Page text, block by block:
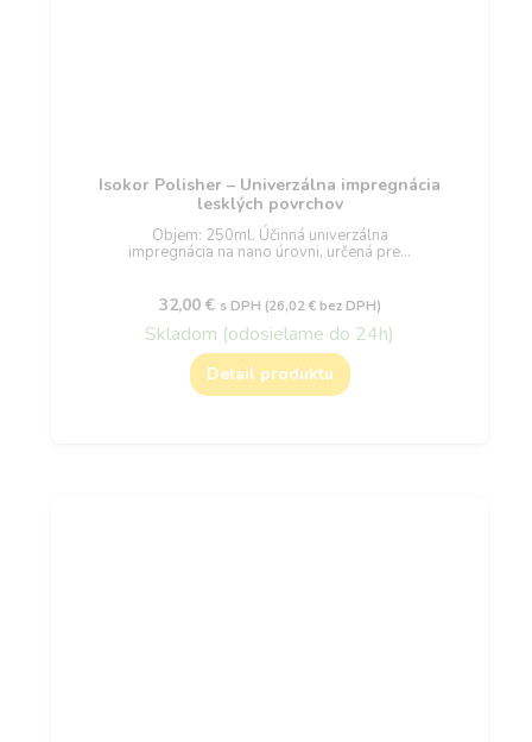
Isokor Polisher – Univerzálna impregnácia
lesklých povrchov
Objem: 250ml. Účinná univerzálna
impregnácia na nano úrovni, určená pre…
32,00 € s DPH (26,02 €bez DPH)
Skladom (odosielame do 24h)
Detail produktu